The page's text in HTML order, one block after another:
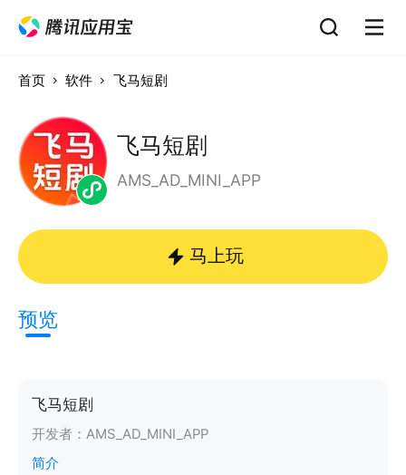
首页 软件 飞马短剧
飞马短剧
AMS_AD_MINI_APP
马上玩
预览
飞马短剧
开发者： AMS_AD_MINI_APP
简介